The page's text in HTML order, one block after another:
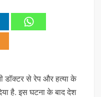
डॉक्टर से रेप और हत्या के
है. इस घटना के बाद देश